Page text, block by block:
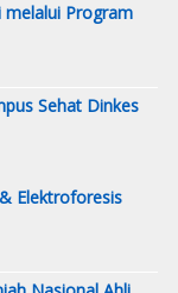
melalui Program
Sehat Dinkes
Elektroforesis